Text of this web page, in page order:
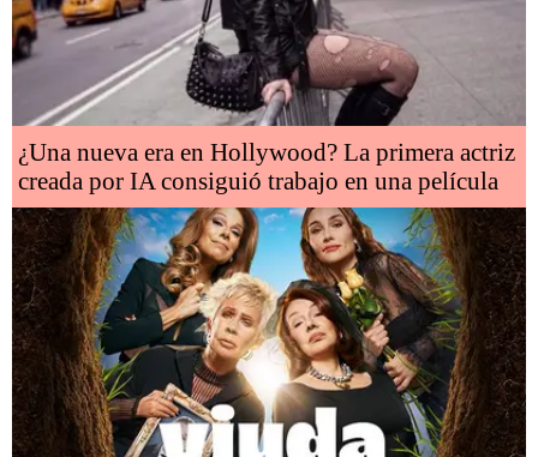
¿Una nueva era en Hollywood? La primera actriz
creada por IA consiguió trabajo en una película